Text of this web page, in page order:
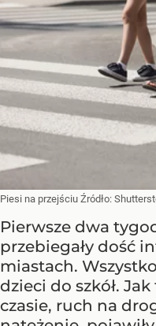
Piesi na przejściu Źródło:
Pierwsze dwa
przebiegały dość
miastach.
dzieci do szkół.
czasie, ruch na